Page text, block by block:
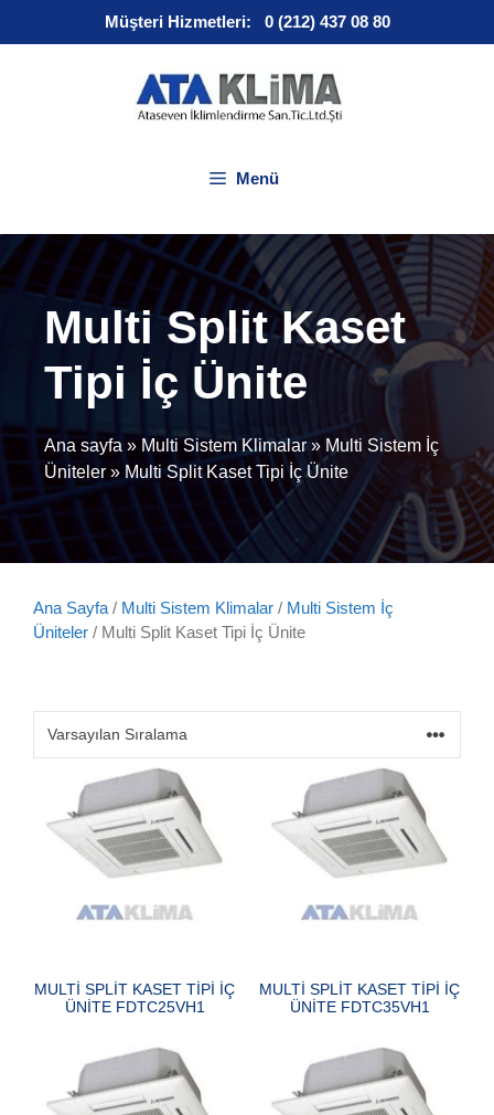
Müşteri Hizmetleri: 0 (212) 437 08 80
Menü
Multi Split Kaset
Tipi İç Ünite
Ana sayfa » Multi Sistem Klimalar » Multi Sistem İç
Üniteler » Multi Split Kaset Tipi İç Ünite
Ana Sayfa / Multi Sistem Klimalar / Multi Sistem İç
Üniteler / Multi Split Kaset Tipi İç Ünite
MULTİ SPLİT KASET TİPİ İÇ
ÜNİTE FDTC25VH1
MULTİ SPLİT KASET TİPİ İÇ
ÜNİTE FDTC35VH1